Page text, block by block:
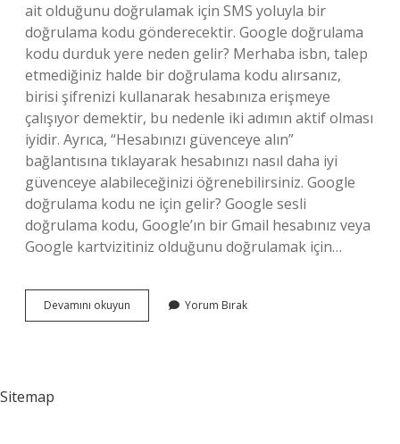
ait olduğunu doğrulamak için SMS yoluyla bir
doğrulama kodu gönderecektir. Google doğrulama
kodu durduk yere neden gelir? Merhaba isbn, talep
etmediğiniz halde bir doğrulama kodu alırsanız,
birisi şifrenizi kullanarak hesabınıza erişmeye
çalışıyor demektir, bu nedenle iki adımın aktif olması
iyidir. Ayrıca, “Hesabınızı güvenceye alın”
bağlantısına tıklayarak hesabınızı nasıl daha iyi
güvenceye alabileceğinizi öğrenebilirsiniz. Google
doğrulama kodu ne için gelir? Google sesli
doğrulama kodu, Google’ın bir Gmail hesabınız veya
Google kartvizitiniz olduğunu doğrulamak için…
Devamını okuyun Doğrulama
Kodu
Yorum Bırak
Sitemap